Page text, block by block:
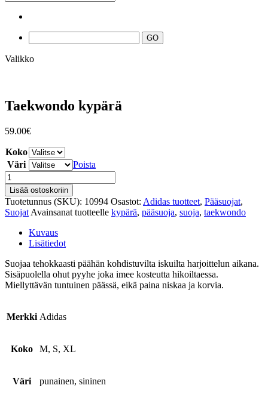
Valikko
Taekwondo kypärä
59.00€
Koko
Väri
Poista
Taekwondo
kypärä
määrä
Lisää ostoskoriin
Tuotetunnus (SKU): 10994 Osastot: Adidas tuotteet, Pääsuojat,
Suojat Avainsanat tuotteelle kypärä, pääsuoja, suoja, taekwondo
Kuvaus
Lisätiedot
Suojaa tehokkaasti päähän kohdistuvilta iskuilta harjoittelun aikana.
Sisäpuolella ohut pyyhe joka imee kosteutta hikoiltaessa.
Miellyttävän tuntuinen päässä, eikä paina niskaa ja korvia.
Merkki Adidas
Koko M, S, XL
Väri punainen, sininen